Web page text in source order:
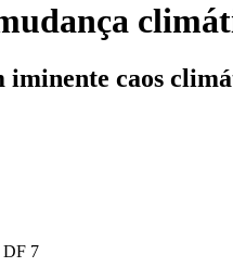
iminente caos